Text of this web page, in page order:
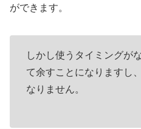
ができます。
しかし使うタイミングが
て余すことになりますし
なりません。